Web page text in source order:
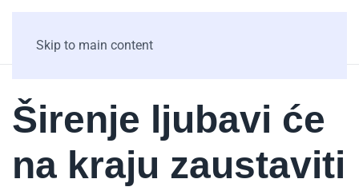
Skip to main content
Širenje ljubavi će
na kraju zaustaviti